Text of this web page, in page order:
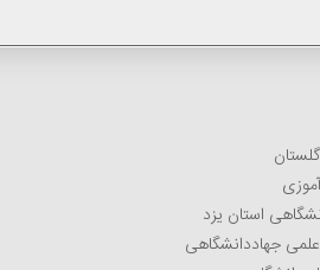
استان یزد
علمی جهاددانشگاهی